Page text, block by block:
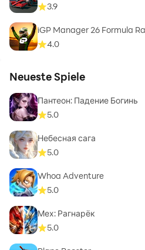
3.9
iGP Manager 26 Formula
4.0
Neueste Spiele
Пантеон: Падение Богинь
5.0
Небесная сага
5.0
Whoa Adventure
5.0
Мех: Рагнарёк
5.0